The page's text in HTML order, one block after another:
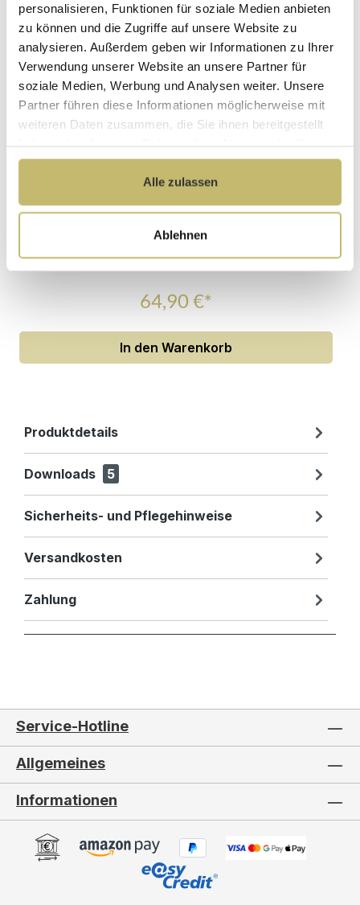
personalisieren, Funktionen für soziale Medien anbieten
zu können und die Zugriffe auf unsere Website zu
analysieren. Außerdem geben wir Informationen zu Ihrer
Verwendung unserer Website an unsere Partner für
soziale Medien, Werbung und Analysen weiter. Unsere
Partner führen diese Informationen möglicherweise mit
weiteren Daten zusammen, die Sie ihnen bereitgestellt
gesammelt haben.
Alle zulassen
Ablehnen
Produktgalerie überspringen
Passend dazu
Waschtisch-Anschluss Spar-Set
Sofort lieferbar 11.08-13.08.
64,90 €*
In den Warenkorb
Produktdetails
Downloads 5
Sicherheits- und Pflegehinweise
Versandkosten
Zahlung
Service-Hotline
Allgemeines
Informationen